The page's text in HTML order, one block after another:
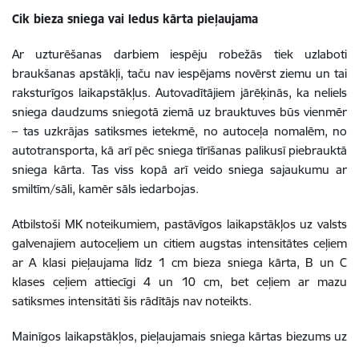
Cik bieza sniega vai ledus kārta pieļaujama
Ar uzturēšanas darbiem iespēju robežās tiek uzlaboti
braukšanas apstākļi, taču nav iespējams novērst ziemu un tai
raksturīgos laikapstākļus. Autovadītājiem jārēķinās, ka neliels
sniega daudzums sniegotā ziemā uz brauktuves būs vienmēr
– tas uzkrājas satiksmes ietekmē, no autoceļa nomalēm, no
autotransporta, kā arī pēc sniega tīrīšanas palikusī piebrauktā
sniega kārta. Tas viss kopā arī veido sniega sajaukumu ar
smiltīm/sāli, kamēr sāls iedarbojas.
Atbilstoši MK noteikumiem, pastāvīgos laikapstākļos uz valsts
galvenajiem autoceļiem un citiem augstas intensitātes ceļiem
ar A klasi pieļaujama līdz 1 cm bieza sniega kārta, B un C
klases ceļiem attiecīgi 4 un 10 cm, bet ceļiem ar mazu
satiksmes intensitāti šis rādītājs nav noteikts.
Mainīgos laikapstākļos, pieļaujamais sniega kārtas biezums uz